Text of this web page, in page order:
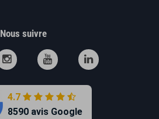
Nous suivre
4.7
8590 avis Google